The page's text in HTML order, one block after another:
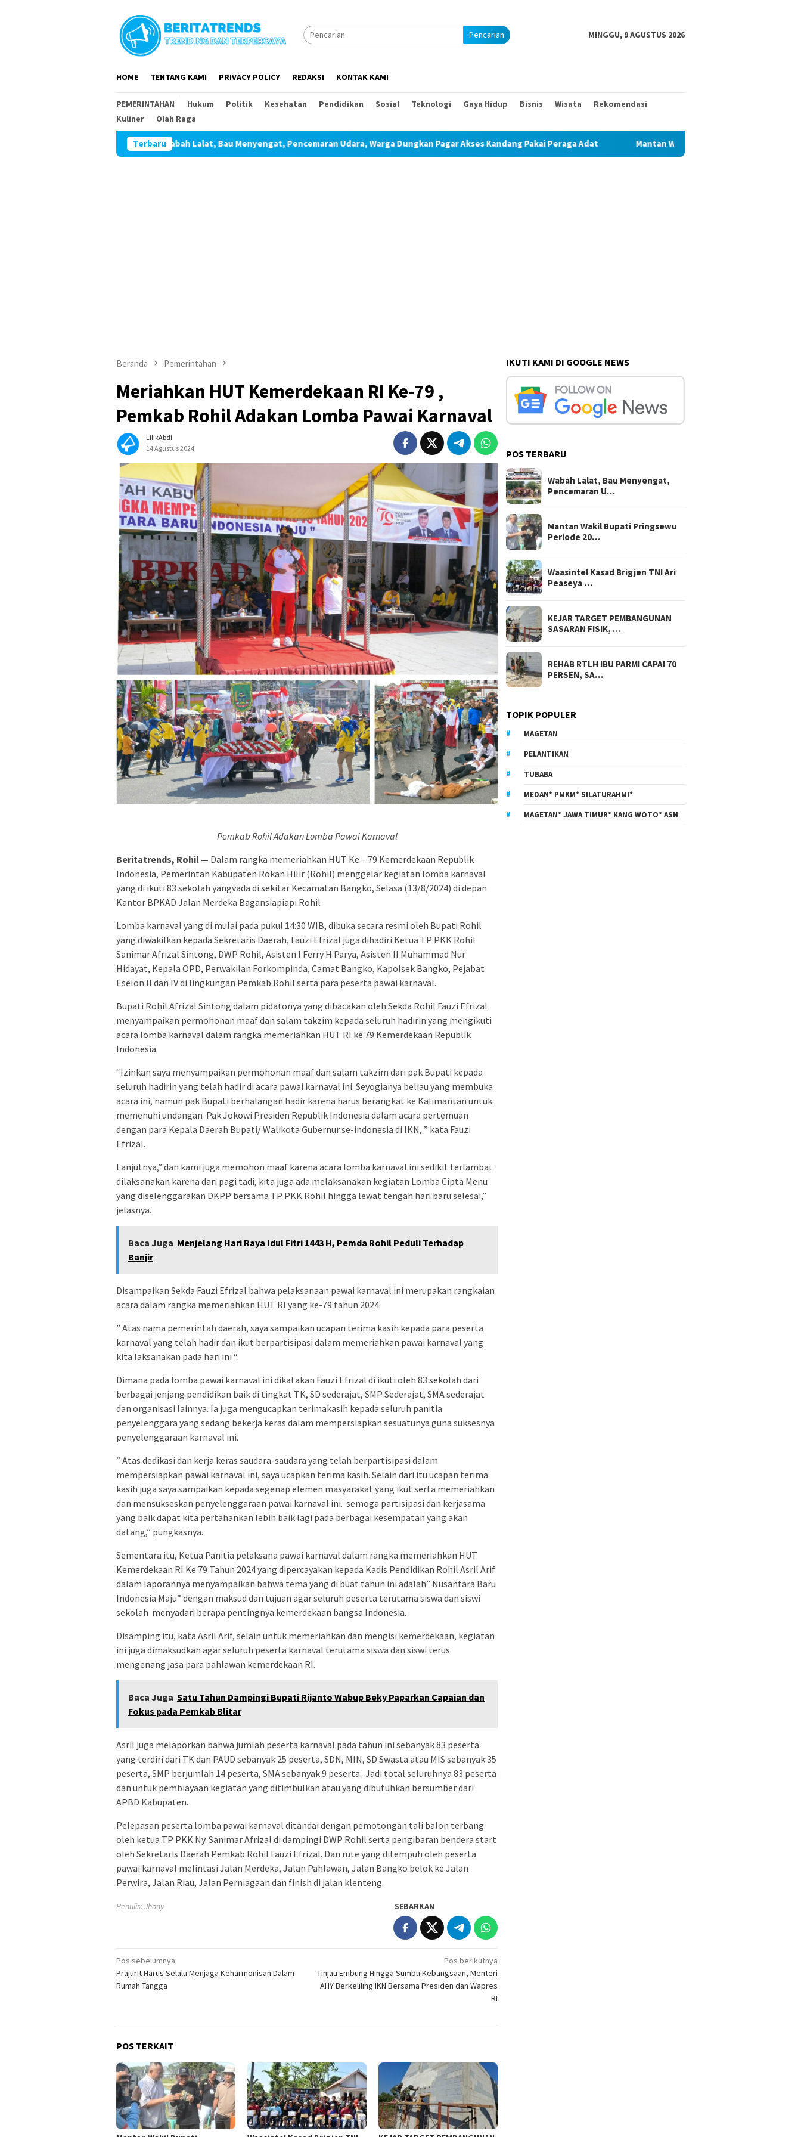
Pencarian MINGGU, 9 AGUSTUS 2026
HOME TENTANG KAMI PRIVACY POLICY REDAKSI KONTAK KAMI
PEMERINTAHAN Hukum Politik Kesehatan Pendidikan Sosial Teknologi Gaya Hidup Bisnis Wisata
Rekomendasi
Kuliner
Olah Raga
Terbaru
Wabah Lalat, Bau Menyengat, Pencemaran Udara, Warga Dungkan Pagar Akses Kandang Pakai Peraga Adat Mantan Wakil Bupati Pringsewu Periode 2017 – 2022 Fauzi dan
Beranda Pemerintahan
Meriahkan HUT Kemerdekaan RI Ke-79 ,
Pemkab Rohil Adakan Lomba Pawai Karnaval
LilikAbdi
14 Agustus 2024
Pemkab Rohil Adakan Lomba Pawai Karnaval
Beritatrends, Rohil — Dalam rangka memeriahkan HUT Ke – 79 Kemerdekaan Republik
Indonesia, Pemerintah Kabupaten Rokan Hilir (Rohil) menggelar kegiatan lomba karnaval
yang di ikuti 83 sekolah yangvada di sekitar Kecamatan Bangko, Selasa (13/8/2024) di depan
Kantor BPKAD Jalan Merdeka Bagansiapiapi Rohil
Lomba karnaval yang di mulai pada pukul 14:30 WIB, dibuka secara resmi oleh Bupati Rohil
yang diwakilkan kepada Sekretaris Daerah, Fauzi Efrizal juga dihadiri Ketua TP PKK Rohil
Sanimar Afrizal Sintong, DWP Rohil, Asisten I Ferry H.Parya, Asisten II Muhammad Nur
Hidayat, Kepala OPD, Perwakilan Forkompinda, Camat Bangko, Kapolsek Bangko, Pejabat
Eselon II dan IV di lingkungan Pemkab Rohil serta para peserta pawai karnaval.
Bupati Rohil Afrizal Sintong dalam pidatonya yang dibacakan oleh Sekda Rohil Fauzi Efrizal
menyampaikan permohonan maaf dan salam takzim kepada seluruh hadirin yang mengikuti
acara lomba karnaval dalam rangka memeriahkan HUT RI ke 79 Kemerdekaan Republik
Indonesia.
“Izinkan saya menyampaikan permohonan maaf dan salam takzim dari pak Bupati kepada
seluruh hadirin yang telah hadir di acara pawai karnaval ini. Seyogianya beliau yang membuka
acara ini, namun pak Bupati berhalangan hadir karena harus berangkat ke Kalimantan untuk
memenuhi undangan Pak Jokowi Presiden Republik Indonesia dalam acara pertemuan
dengan para Kepala Daerah Bupati/ Walikota Gubernur se-indonesia di IKN, ” kata Fauzi
Efrizal.
Lanjutnya,” dan kami juga memohon maaf karena acara lomba karnaval ini sedikit terlambat
dilaksanakan karena dari pagi tadi, kita juga ada melaksanakan kegiatan Lomba Cipta Menu
yang diselenggarakan DKPP bersama TP PKK Rohil hingga lewat tengah hari baru selesai,”
jelasnya.
Baca Juga Menjelang Hari Raya Idul Fitri 1443 H, Pemda Rohil Peduli Terhadap
Banjir
Disampaikan Sekda Fauzi Efrizal bahwa pelaksanaan pawai karnaval ini merupakan rangkaian
acara dalam rangka memeriahkan HUT RI yang ke-79 tahun 2024.
” Atas nama pemerintah daerah, saya sampaikan ucapan terima kasih kepada para peserta
karnaval yang telah hadir dan ikut berpartisipasi dalam memeriahkan pawai karnaval yang
kita laksanakan pada hari ini “.
Dimana pada lomba pawai karnaval ini dikatakan Fauzi Efrizal di ikuti oleh 83 sekolah dari
berbagai jenjang pendidikan baik di tingkat TK, SD sederajat, SMP Sederajat, SMA sederajat
dan organisasi lainnya. Ia juga mengucapkan terimakasih kepada seluruh panitia
penyelenggara yang sedang bekerja keras dalam mempersiapkan sesuatunya guna suksesnya
penyelenggaraan karnaval ini.
” Atas dedikasi dan kerja keras saudara-saudara yang telah berpartisipasi dalam
mempersiapkan pawai karnaval ini, saya ucapkan terima kasih. Selain dari itu ucapan terima
kasih juga saya sampaikan kepada segenap elemen masyarakat yang ikut serta memeriahkan
dan mensukseskan penyelenggaraan pawai karnaval ini. semoga partisipasi dan kerjasama
yang baik dapat kita pertahankan lebih baik lagi pada berbagai kesempatan yang akan
datang,” pungkasnya.
Sementara itu, Ketua Panitia pelaksana pawai karnaval dalam rangka memeriahkan HUT
Kemerdekaan RI Ke 79 Tahun 2024 yang dipercayakan kepada Kadis Pendidikan Rohil Asril Arif
dalam laporannya menyampaikan bahwa tema yang di buat tahun ini adalah” Nusantara Baru
Indonesia Maju” dengan maksud dan tujuan agar seluruh peserta terutama siswa dan siswi
sekolah menyadari berapa pentingnya kemerdekaan bangsa Indonesia.
Disamping itu, kata Asril Arif, selain untuk memeriahkan dan mengisi kemerdekaan, kegiatan
ini juga dimaksudkan agar seluruh peserta karnaval terutama siswa dan siswi terus
mengenang jasa para pahlawan kemerdekaan RI.
Baca Juga Satu Tahun Dampingi Bupati Rijanto Wabup Beky Paparkan Capaian dan
Fokus pada Pemkab Blitar
Asril juga melaporkan bahwa jumlah peserta karnaval pada tahun ini sebanyak 83 peserta
yang terdiri dari TK dan PAUD sebanyak 25 peserta, SDN, MIN, SD Swasta atau MIS sebanyak 35
peserta, SMP berjumlah 14 peserta, SMA sebanyak 9 peserta. Jadi total seluruhnya 83 peserta
dan untuk pembiayaan kegiatan yang ditimbulkan atau yang dibutuhkan bersumber dari
APBD Kabupaten.
Pelepasan peserta lomba pawai karnaval ditandai dengan pemotongan tali balon terbang
oleh ketua TP PKK Ny. Sanimar Afrizal di dampingi DWP Rohil serta pengibaran bendera start
oleh Sekretaris Daerah Pemkab Rohil Fauzi Efrizal. Dan rute yang ditempuh oleh peserta
pawai karnaval melintasi Jalan Merdeka, Jalan Pahlawan, Jalan Bangko belok ke Jalan
Perwira, Jalan Riau, Jalan Perniagaan dan finish di jalan klenteng.
Penulis: Jhony SEBARKAN
Navigasi
pos
Pos sebelumnya
Prajurit Harus Selalu Menjaga Keharmonisan Dalam
Rumah Tangga
Pos berikutnya
Tinjau Embung Hingga Sumbu Kebangsaan, Menteri
AHY Berkeliling IKN Bersama Presiden dan Wapres
RI
POS TERKAIT
IKUTI KAMI DI GOOGLE NEWS
POS TERBARU
Wabah Lalat, Bau Menyengat,
Pencemaran U…
Mantan Wakil Bupati Pringsewu
Periode 20…
Waasintel Kasad Brigjen TNI Ari
Peaseya …
KEJAR TARGET PEMBANGUNAN
SASARAN FISIK, …
REHAB RTLH IBU PARMI CAPAI 70
PERSEN, SA…
TOPIK POPULER
MAGETAN
PELANTIKAN
TUBABA
MEDAN* PMKM* SILATURAHMI*
MAGETAN* JAWA TIMUR* KANG WOTO* ASN